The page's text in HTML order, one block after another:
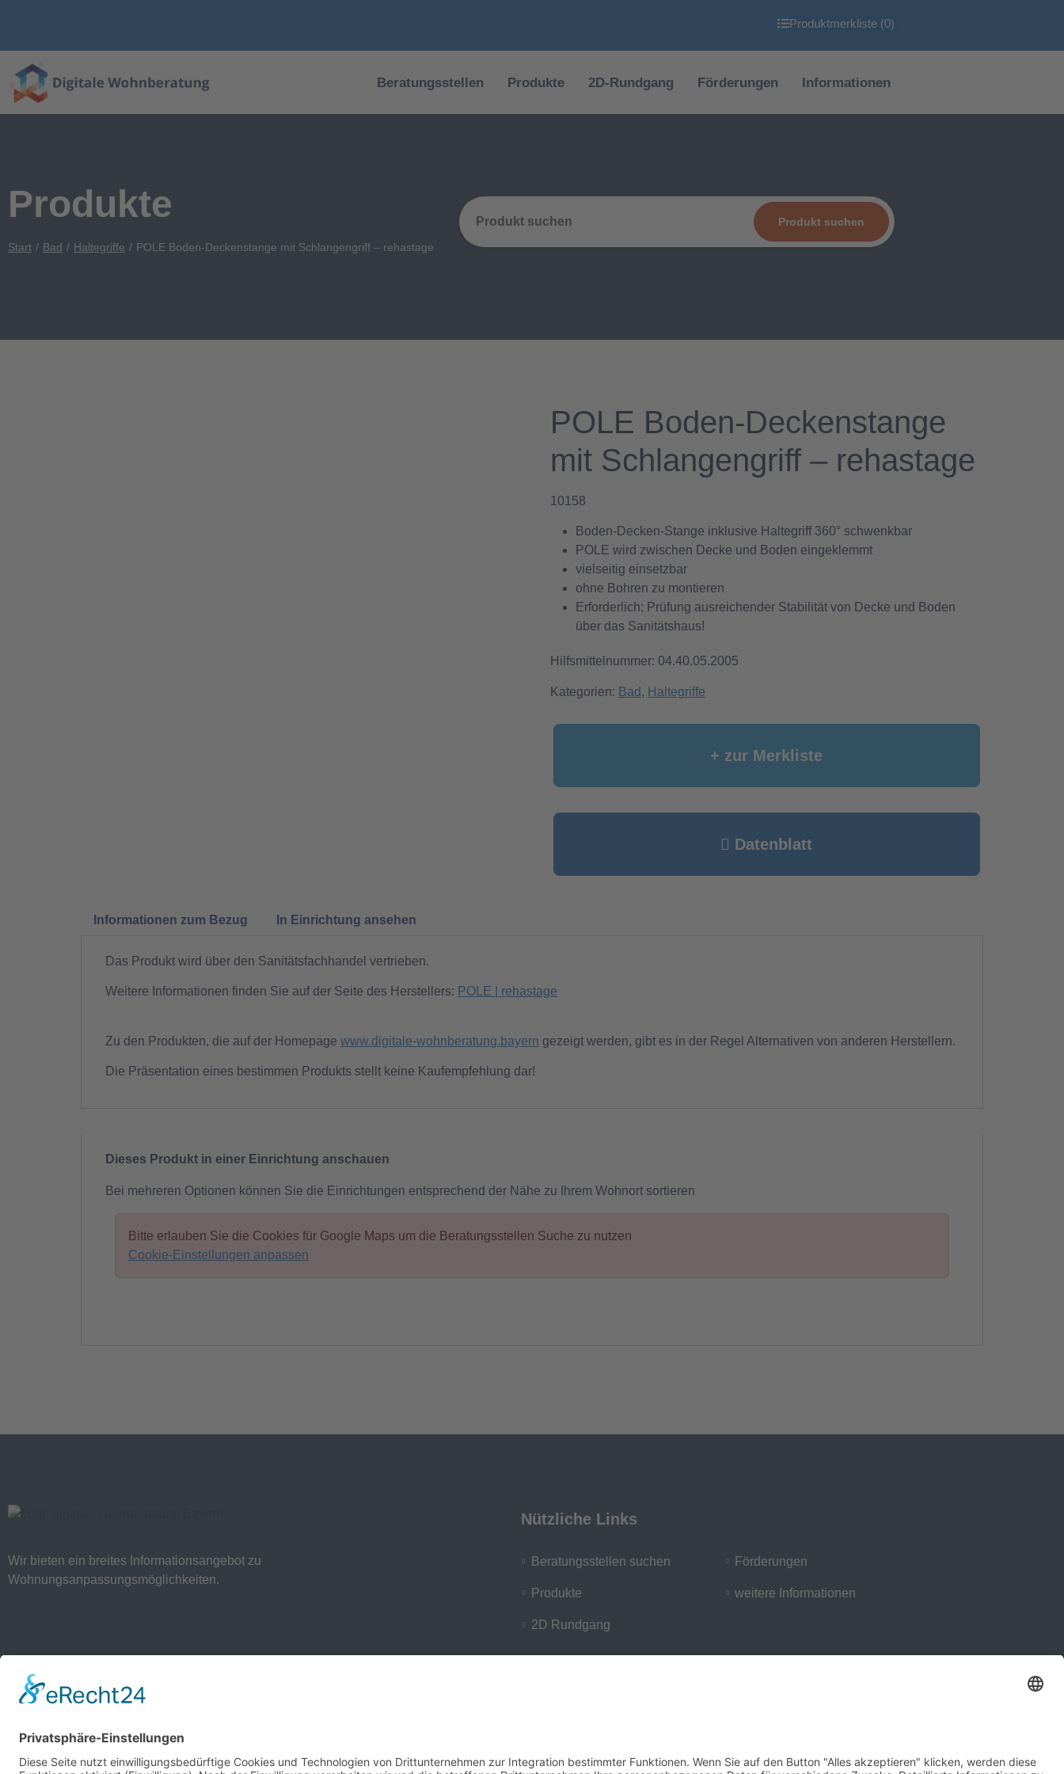
Produktmerkliste (0)
Beratungsstellen Produkte 2D-Rundgang Förderungen Informationen
Produkte
Start Bad Haltegriffe POLE Boden-Deckenstange mit Schlangengriff – rehastage
Produkt suchen
POLE Boden-Deckenstange
mit Schlangengriff – rehastage
10158
Boden-Decken-Stange inklusive Haltegriff 360° schwenkbar
POLE wird zwischen Decke und Boden eingeklemmt
vielseitig einsetzbar
ohne Bohren zu montieren
Erforderlich: Prüfung ausreichender Stabilität von Decke und Boden
über das Sanitätshaus!
Hilfsmittelnummer: 04.40.05.2005
Kategorien: Bad , Haltegriffe
+ zur Merkliste
Datenblatt
Informationen zum Bezug In Einrichtung ansehen
Das Produkt wird über den Sanitätsfachhandel vertrieben.
Weitere Informationen finden Sie auf der Seite des Herstellers: POLE | rehastage
Zu den Produkten, die auf der Homepage www.digitale-wohnberatung.bayern gezeigt werden, gibt es in der Regel Alternativen von anderen Herstellern.
Die Präsentation eines bestimmen Produkts stellt keine Kaufempfehlung dar!
Dieses Produkt in einer Einrichtung anschauen
Bei mehreren Optionen können Sie die Einrichtungen entsprechend der Nähe zu Ihrem Wohnort sortieren
Bitte erlauben Sie die Cookies für Google Maps um die Beratungsstellen Suche zu nutzen
Cookie-Einstellungen anpassen
Wir bieten ein breites Informationsangebot zu
Wohnungsanpassungsmöglichkeiten.
Nützliche Links
Beratungsstellen suchen
Produkte
2D Rundgang
Förderungen
weitere Informationen